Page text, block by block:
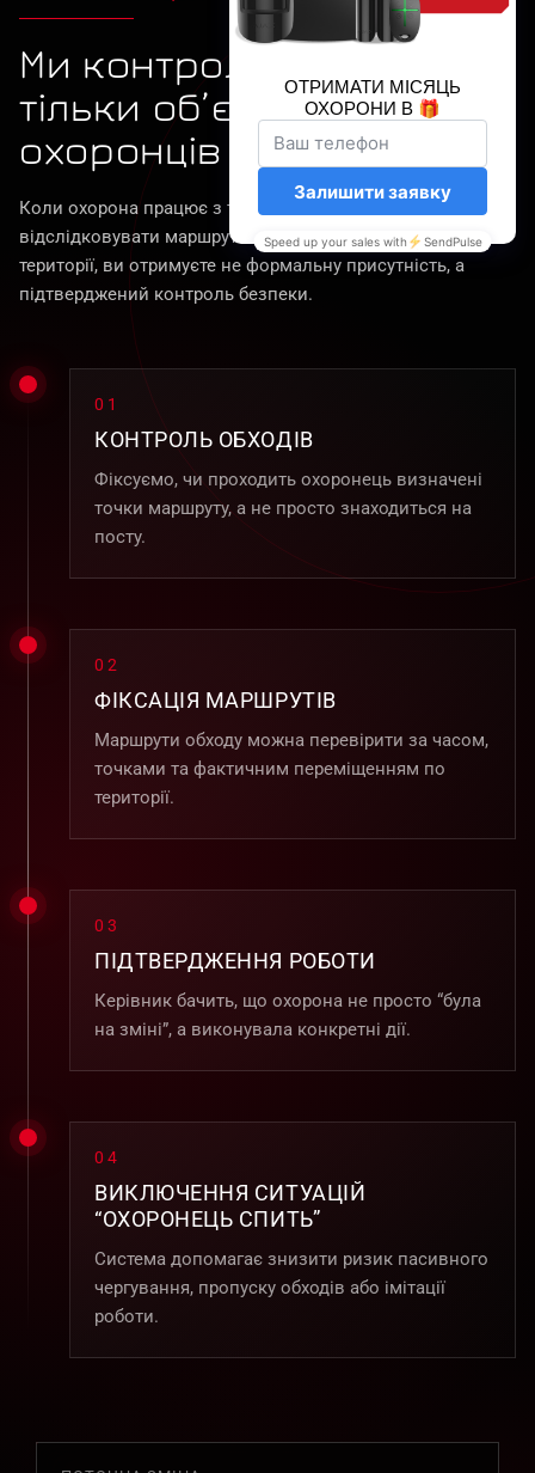
Ми контролюємо не
тільки об’єкт - а й
охоронців
Коли охорона працює з трекером, що дозволяє
відслідковувати маршрути обходу та час перебування на
території, ви отримуєте не формальну присутність, а
підтверджений контроль безпеки.
01
КОНТРОЛЬ ОБХОДІВ
Фіксуємо, чи проходить охоронець визначені
точки маршруту, а не просто знаходиться на
посту.
02
ФІКСАЦІЯ МАРШРУТІВ
Маршрути обходу можна перевірити за часом,
точками та фактичним переміщенням по
території.
03
ПІДТВЕРДЖЕННЯ РОБОТИ
Керівник бачить, що охорона не просто “була
на зміні”, а виконувала конкретні дії.
04
ВИКЛЮЧЕННЯ СИТУАЦІЙ
“ОХОРОНЕЦЬ СПИТЬ”
Система допомагає знизити ризик пасивного
чергування, пропуску обходів або імітації
роботи.